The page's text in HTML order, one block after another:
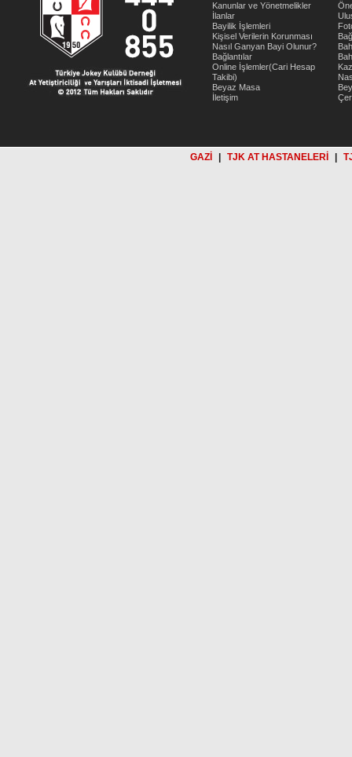
Kanunlar ve Yönetmelikler
İlanlar
Bayilik İşlemleri
Kişisel Verilerin Korunması
Nasıl Ganyan Bayi Olunur?
Bağlantılar
Online İşlemler(Cari Hesap
Takibi)
Beyaz Masa
İletişim
GAZİ TJK AT HASTANELERİ